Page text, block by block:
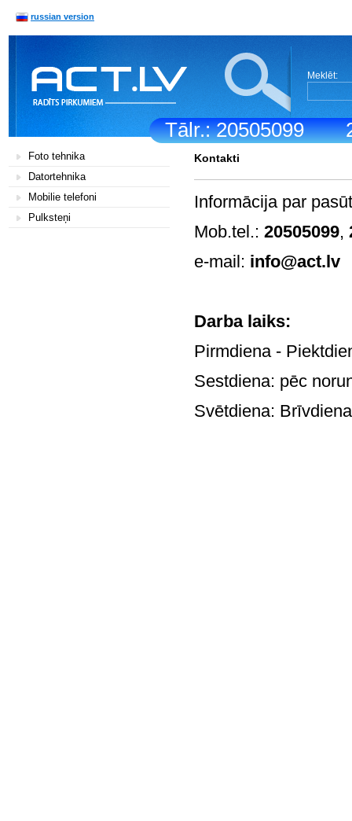
Tālr.: 20505099
russian version
Meklēt:
Foto tehnika
Datortehnika
Mobilie telefoni
Pulksteņi
Kontakti
Informācija par
Mob.tel.: 20505099,
e-mail: info@act.lv
Pirmdiena -
Sestdiena: